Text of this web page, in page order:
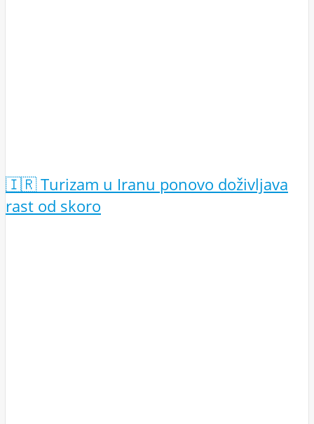
🇮🇷 Turizam u Iranu ponovo doživljava
rast od skoro